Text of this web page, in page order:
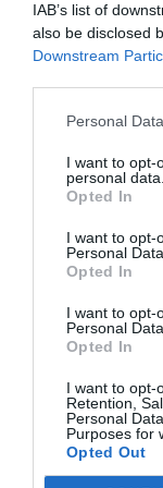
IAB’s list of
also be disclosed
Downstream
Personal
I want to opt-
personal data.
Opted In
I want to opt-
Personal Data.
Opted In
I want to opt-
Personal
Opted In
I want to opt-
Retention,
Personal
Purposes for
Opted Out
różnorodność
możliwość
Alameda to
miasta.
Życie nocne i
Sewilla słynie
przyciąga
nocy plac
gdzie lokale
flamenco, który
hiszpańskiego
organizowane
festiwale,
jeszcze